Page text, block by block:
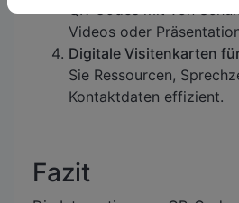
QR-Codes mit von
Videos oder
Digitale Visitenkarten
Sie Ressourcen,
Kontaktdaten effizient.
Fazit